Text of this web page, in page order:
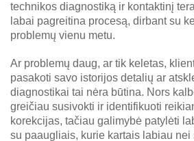
technikos diagnostiką ir kontaktinį
labai pagreitina procesą, dirbant su
problemų vienu metu.
Ar problemų daug, ar tik keletas,
pasakoti savo istorijos detalių ar
diagnostikai tai nėra būtina. Nors
greičiau susivokti ir identifikuoti
korekcijas, tačiau galimybė patylėti
su paaugliais, kurie kartais labiau